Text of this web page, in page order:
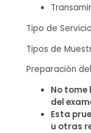
Tipo de
Tipos de
Preparación
No
del
Esta
u otras